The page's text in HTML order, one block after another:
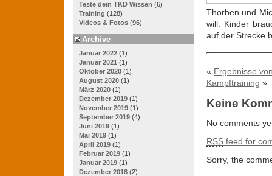
Teste dein TKD Wissen (6)
Training (128)
Videos & Fotos (96)
Archive
Januar 2022 (1)
Januar 2021 (1)
Oktober 2020 (1)
August 2020 (1)
März 2020 (1)
Dezember 2019 (1)
November 2019 (1)
September 2019 (4)
Juni 2019 (1)
Mai 2019 (1)
April 2019 (1)
Februar 2019 (1)
Januar 2019 (1)
Dezember 2018 (2)
Thorben und
will. Kinder
auf der Strecke
« Ergebnisse
Kampftraining »
Keine
No comments
RSS feed for
Sorry, the